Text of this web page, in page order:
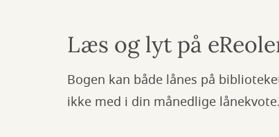
Læs og lyt på
Bogen kan både lånes på
ikke med i din månedlige lånekvote.